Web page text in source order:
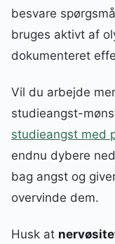
besvare
bruges aktivt af
dokumenteret
Vil du arbejde
studieangst-
studieangst med
endnu dybere
bag angst og
overvinde dem.
Husk at